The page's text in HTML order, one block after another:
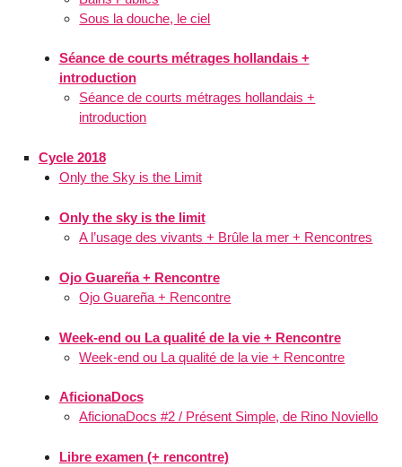
Sous la douche, le ciel
Séance de courts métrages hollandais +
introduction
Séance de courts métrages hollandais +
introduction
Cycle 2018
Only the Sky is the Limit
Only the sky is the limit
A l’usage des vivants + Brûle la mer + Rencontres
Ojo Guareña + Rencontre
Ojo Guareña + Rencontre
Week-end ou La qualité de la vie + Rencontre
Week-end ou La qualité de la vie + Rencontre
AficionaDocs
AficionaDocs #2 / Présent Simple, de Rino Noviello
Libre examen (+ rencontre)